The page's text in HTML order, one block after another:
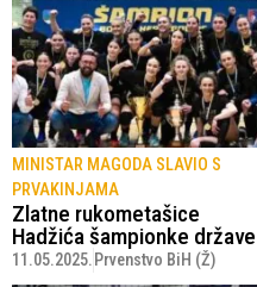
MINISTAR MAGODA SLAVIO S
PRVAKINJAMA
Zlatne rukometašice
Hadžića šampionke države
11.05.2025. Prvenstvo BiH (Ž)